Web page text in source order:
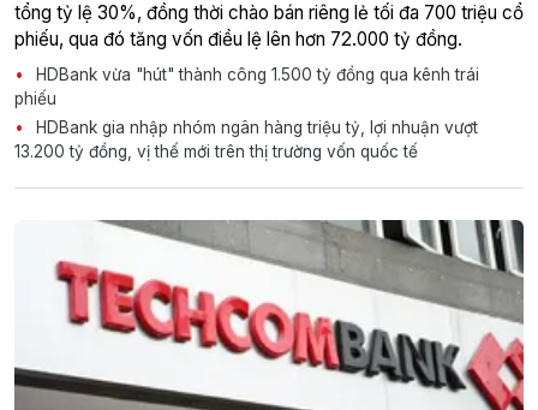
tổng tỷ lệ 30%, đồng thời chào bán riêng lẻ tối đa 700 triệu cổ
phiếu, qua đó tăng vốn điều lệ lên hơn 72.000 tỷ đồng.
HDBank vừa "hút" thành công 1.500 tỷ đồng qua kênh trái
phiếu
HDBank gia nhập nhóm ngân hàng triệu tỷ, lợi nhuận vượt
13.200 tỷ đồng, vị thế mới trên thị trường vốn quốc tế